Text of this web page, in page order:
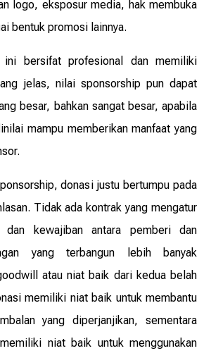
logo, eksposur media, hak membuka
bentuk promosi lainnya.
ini bersifat profesional dan memiliki
jelas, nilai sponsorship pun dapat
besar, bahkan sangat besar, apabila
mampu memberikan manfaat yang
donasi justu bertumpu pada
Tidak ada kontrak yang mengatur
kewajiban antara pemberi dan
yang terbangun lebih banyak
atau niat baik dari kedua belah
memiliki niat baik untuk membantu
yang diperjanjikan, sementara
niat baik untuk menggunakan